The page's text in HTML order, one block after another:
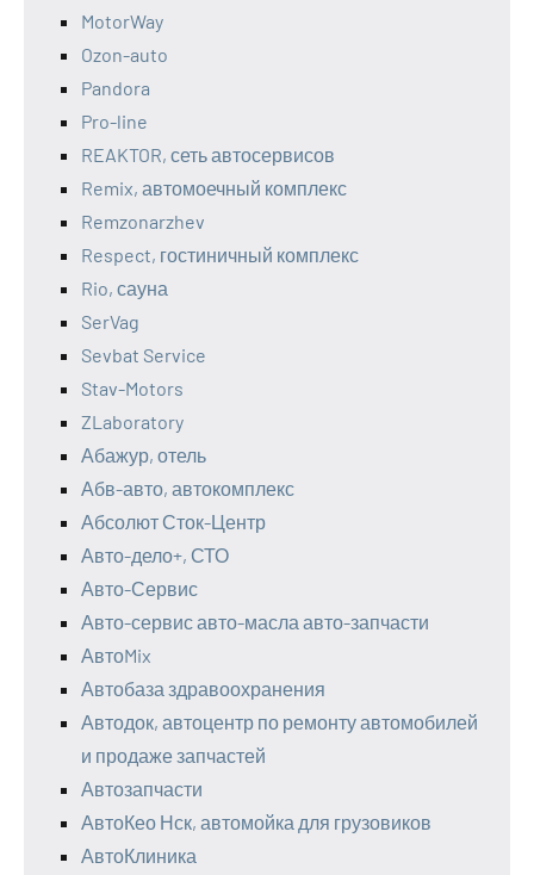
MotorWay
Ozon-auto
Pandora
Pro-line
REAKTOR, сеть автосервисов
Remix, автомоечный комплекс
Remzonarzhev
Respect, гостиничный комплекс
Rio, сауна
SerVag
Sevbat Service
Stav-Motors
ZLaboratory
Абажур, отель
Абв-авто, автокомплекс
Абсолют Сток-Центр
Авто-дело+, СТО
Авто-Сервис
Авто-сервис авто-масла авто-запчасти
АвтоMix
Автобаза здравоохранения
Автодок, автоцентр по ремонту автомобилей
и продаже запчастей
Автозапчасти
АвтоКео Нск, автомойка для грузовиков
АвтоКлиника